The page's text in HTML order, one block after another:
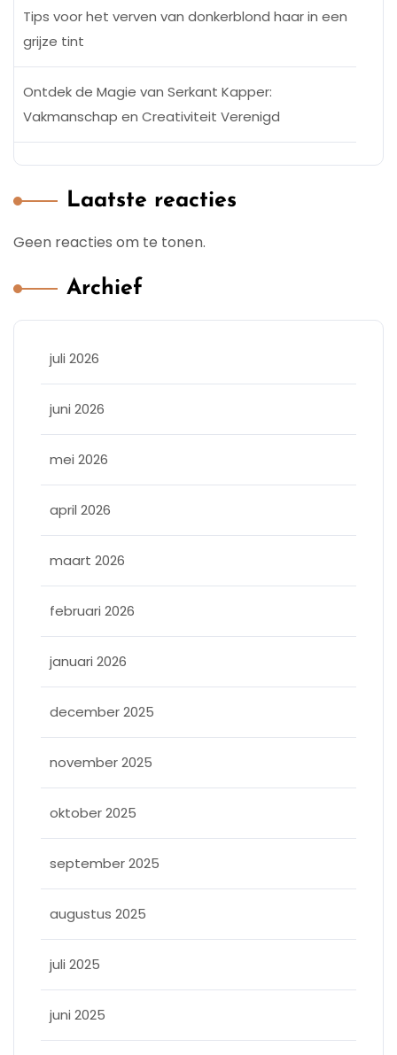
Tips voor het verven van donkerblond haar in een
grijze tint
Ontdek de Magie van Serkant Kapper:
Vakmanschap en Creativiteit Verenigd
Laatste reacties
Geen reacties om te tonen.
Archief
juli 2026
juni 2026
mei 2026
april 2026
maart 2026
februari 2026
januari 2026
december 2025
november 2025
oktober 2025
september 2025
augustus 2025
juli 2025
juni 2025